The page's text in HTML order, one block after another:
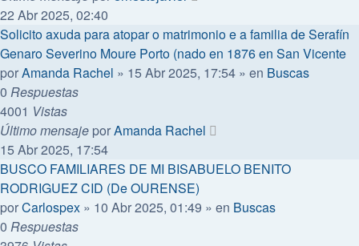
22 Abr 2025, 02:40
Solicito axuda para atopar o matrimonio e a familia de Serafín
Genaro Severino Moure Porto (nado en 1876 en San Vicente
porAmanda Rachel » 15 Abr 2025, 17:54 » en Buscas
0 Respuestas
4001 Vistas
Último mensaje porAmanda Rachel
15 Abr 2025, 17:54
BUSCO FAMILIARES DE MI BISABUELO BENITO
RODRIGUEZ CID (De OURENSE)
porCarlospex » 10 Abr 2025, 01:49 » en Buscas
0 Respuestas